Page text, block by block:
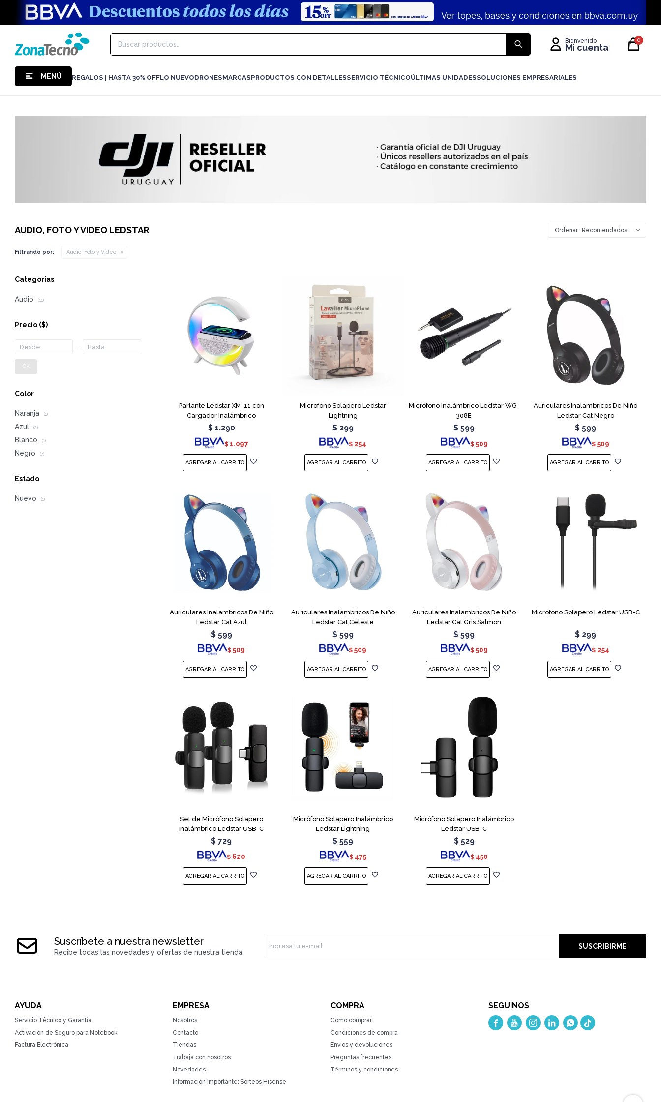
MENÚ REGALOS | HASTA 30% OFFLO NUEVODRONESMARCASPRODUCTOS CON DETALLESSERVICIO TÉCNICOÚLTIMAS UNIDADESSOLUCIONES EMPRESARIALES
0
AUDIO, FOTO Y VIDEO LEDSTAR Recomendados
Filtrando por: Audio, Foto y Video
Parlante Ledstar XM-11 con
Cargador Inalámbrico
$ 1.290
$ 1.097
Microfono Solapero Ledstar
Lightning
$ 299
$ 254
Micrófono Inalámbrico Ledstar WG-
308E
$ 599
$ 509
Auriculares Inalambricos De Niño
Ledstar Cat Negro
$ 599
$ 509
Auriculares Inalambricos De Niño
Ledstar Cat Azul
$ 599
$ 509
Auriculares Inalambricos De Niño
Ledstar Cat Celeste
$ 599
$ 509
Auriculares Inalambricos De Niño
Ledstar Cat Gris Salmon
$ 599
$ 509
Microfono Solapero Ledstar USB-C
$ 299
$ 254
Set de Micrófono Solapero
Inalámbrico Ledstar USB-C
$ 729
$ 620
Micrófono Solapero Inalámbrico
Ledstar Lightning
$ 559
$ 475
Micrófono Solapero Inalámbrico
Ledstar USB-C
$ 529
$ 450
Categorías
Audio (11)
Precio ($)
OK
Color
Naranja (1)
Azul (2)
Blanco (1)
Negro (7)
Estado
Nuevo (1)
Suscríbete a nuestra newsletter
Recibe todas las novedades y ofertas de nuestra tienda.
SUSCRIBIRME
AYUDA
Servicio Técnico y Garantía
Activación de Seguro para Notebook
Factura Electrónica
EMPRESA
Nosotros
Contacto
Tiendas
Trabaja con nosotros
Novedades
Información Importante: Sorteos Hisense
COMPRA
Cómo comprar
Condiciones de compra
Envíos y devoluciones
Preguntas frecuentes
Términos y condiciones
SEGUINOS
    